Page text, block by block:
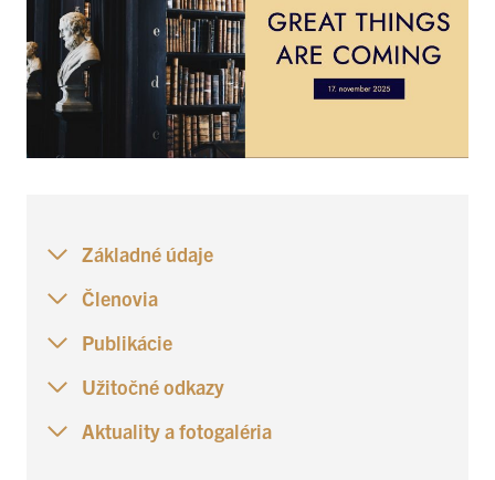
Základné údaje
Členovia
Publikácie
Užitočné odkazy
Aktuality a fotogaléria